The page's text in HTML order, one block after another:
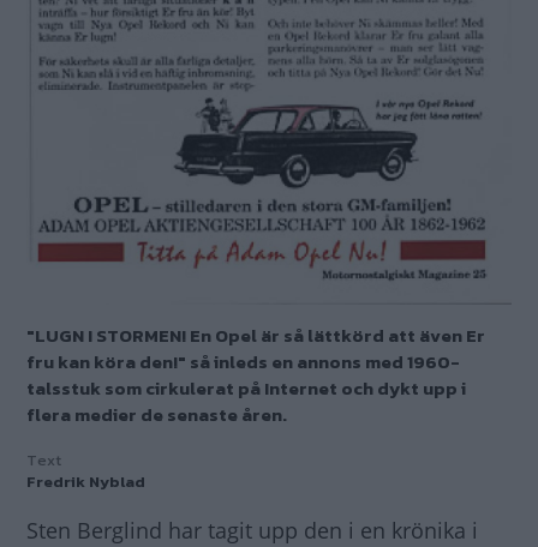
"LUGN I STORMEN! En Opel är så lättkörd att även Er
fru kan köra den!" så inleds en annons med 1960-
talsstuk som cirkulerat på Internet och dykt upp i
flera medier de senaste åren.
Text
Fredrik Nyblad
Sten Berglind har tagit upp den i en krönika i